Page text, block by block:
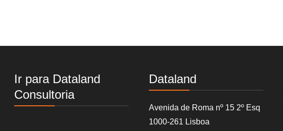
Ir para Dataland
Consultoria
Dataland
Avenida de Roma nº 15 2º Esq
1000-261 Lisboa